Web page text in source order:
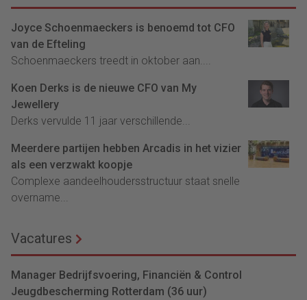
Joyce Schoenmaeckers is benoemd tot CFO
van de Efteling
Schoenmaeckers treedt in oktober aan....
Koen Derks is de nieuwe CFO van My
Jewellery
Derks vervulde 11 jaar verschillende...
Meerdere partijen hebben Arcadis in het vizier
als een verzwakt koopje
Complexe aandeelhoudersstructuur staat snelle
overname...
Vacatures
Manager Bedrijfsvoering, Financiën & Control
Jeugdbescherming Rotterdam (36 uur)